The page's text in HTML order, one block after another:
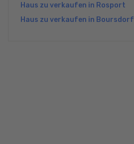
Haus zu verkaufen in Rosport
Haus zu verkaufen in Boursdorf